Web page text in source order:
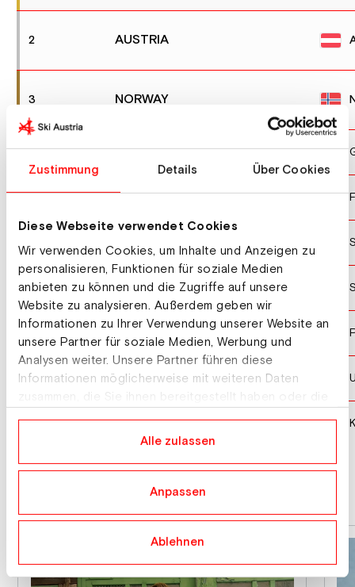
Zustimmung Details Über Cookies
Diese Webseite verwendet Cookies
Wir verwenden Cookies, um Inhalte und Anzeigen zu
personalisieren, Funktionen für soziale Medien
anbieten zu können und die Zugriffe auf unsere
Website zu analysieren. Außerdem geben wir
Informationen zu Ihrer Verwendung unserer Website an
unsere Partner für soziale Medien, Werbung und
Analysen weiter. Unsere Partner führen diese
Informationen möglicherweise mit weiteren Daten
Alle zulassen
Anpassen
Ablehnen
2 AUSTRIA
3 NORWAY
4 GERMANY
5 FINLAND
SLOVENIA
6 SWITZERLAND
POLAND
9 UNITED STATES OF AMERICA
10 KAZAKHSTAN